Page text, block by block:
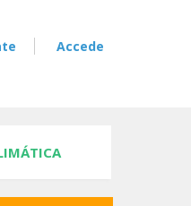
Accede